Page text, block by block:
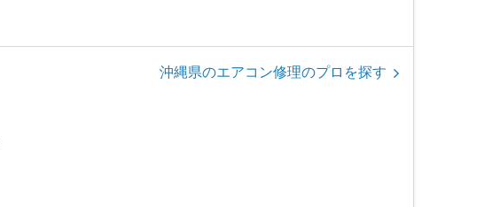
沖縄県のエアコン修理のプロを探す